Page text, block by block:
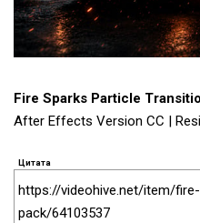
Fire Sparks Particle
After Effects Version CC |
Цитата
https://videohive.net/item/
pack/64103537